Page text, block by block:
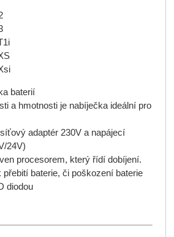
baterií
a hmotnosti je nabíječka ideální pro
adaptér 230V a napájecí
24V)
procesorem, který řídí dobíjení.
přebití baterie, či poškození baterie
diodou